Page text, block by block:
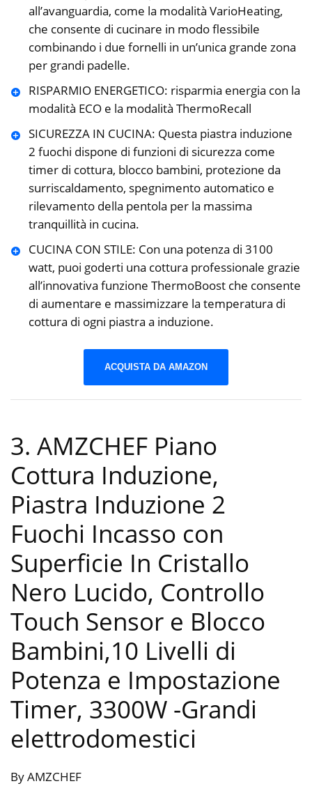
all’avanguardia, come la modalità VarioHeating,
che consente di cucinare in modo flessibile
combinando i due fornelli in un’unica grande zona
per grandi padelle.
RISPARMIO ENERGETICO: risparmia energia con la
modalità ECO e la modalità ThermoRecall
SICUREZZA IN CUCINA: Questa piastra induzione
2 fuochi dispone di funzioni di sicurezza come
timer di cottura, blocco bambini, protezione da
surriscaldamento, spegnimento automatico e
rilevamento della pentola per la massima
tranquillità in cucina.
CUCINA CON STILE: Con una potenza di 3100
watt, puoi goderti una cottura professionale grazie
all’innovativa funzione ThermoBoost che consente
di aumentare e massimizzare la temperatura di
cottura di ogni piastra a induzione.
ACQUISTA DA AMAZON
3. AMZCHEF Piano
Cottura Induzione,
Piastra Induzione 2
Fuochi Incasso con
Superficie In Cristallo
Nero Lucido, Controllo
Touch Sensor e Blocco
Bambini,10 Livelli di
Potenza e Impostazione
Timer, 3300W -Grandi
elettrodomestici
By AMZCHEF